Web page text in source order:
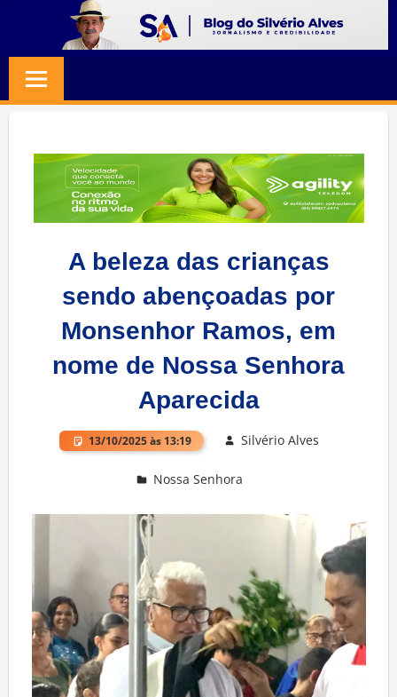
content
SILVERIO
ALVES
Jornalismo
Credibilidade
A beleza das crianças
sendo abençoadas por
Monsenhor Ramos, em
nome de Nossa Senhora
Aparecida
13/10/2025 às 13:19 Silvério Alves
Nossa Senhora